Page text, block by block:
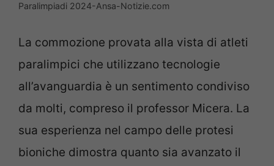
Paralimpiadi 2024-Ansa-Notizie.com
La commozione provata alla vista di atleti
paralimpici che utilizzano tecnologie
all’avanguardia è un sentimento condiviso
da molti, compreso il professor Micera. La
sua esperienza nel campo delle protesi
bioniche dimostra quanto sia avanzato il